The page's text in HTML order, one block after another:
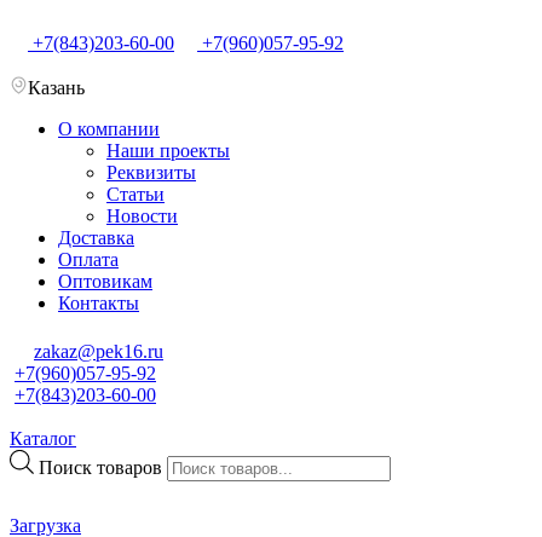
+7(843)203-60-00 +7(960)057-95-92
Казань
О компании
Наши проекты
Реквизиты
Статьи
Новости
Доставка
Оплата
Оптовикам
Контакты
zakaz@pek16.ru
+7(960)057-95-92
+7(843)203-60-00
Каталог
Поиск товаров
Загрузка